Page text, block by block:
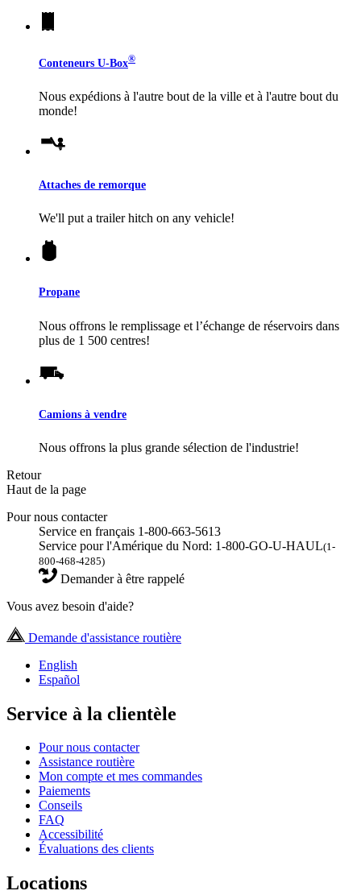
Conteneurs U-Box®
Nous expédions à l'autre bout de la ville et à l'autre bout du
monde!
Attaches de remorque
We'll put a trailer hitch on any vehicle!
Propane
Nous offrons le remplissage et l’échange de réservoirs dans
plus de 1 500 centres!
Camions à vendre
Nous offrons la plus grande sélection de l'industrie!
Retour
Haut de la page
Pour nous contacter
Service en français 1-800-663-5613
Service pour l'Amérique du Nord: 1-800-GO-U-HAUL(1-
800-468-4285)
Demander à être rappelé
Vous avez besoin d'aide?
Demande d'assistance routière
English
Español
Service à la clientèle
Pour nous contacter
Assistance routière
Mon compte et mes commandes
Paiements
Conseils
FAQ
Accessibilité
Évaluations des clients
Locations